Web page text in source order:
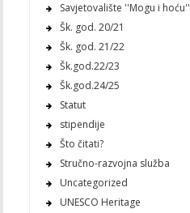
Savjetovalište ''Mogu i hoću''
Šk. god. 20/21
Šk. god. 21/22
Šk.god.22/23
Šk.god.24/25
Statut
stipendije
Što čitati?
Stručno-razvojna služba
Uncategorized
UNESCO Heritage